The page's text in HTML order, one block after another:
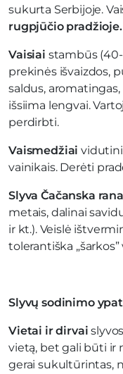
sukurta Serbijoje.
rugpjūčio pradžioje.
Vaisiai stambūs (40-
prekinės išvaizdos,
saldus,
išsiima lengvai.
perdirbti.
Vaismedžiai
vainikais. Derėti
Slyva Čačanska rana
metais, dalinai
ir kt.). Veislė
tolerantiška „šarkos”
Slyvų sodinimo
Vietai ir dirvai
vietą, bet gali būti ir
gerai sukultūrintas,